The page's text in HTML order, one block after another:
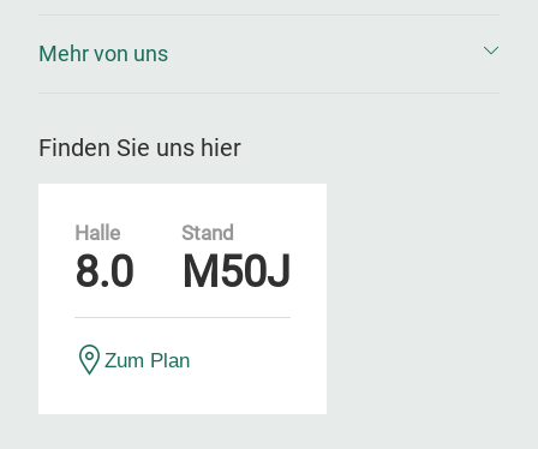
Mehr von uns
Finden Sie uns hier
Halle
8.0
Stand
M50J
Zum Plan